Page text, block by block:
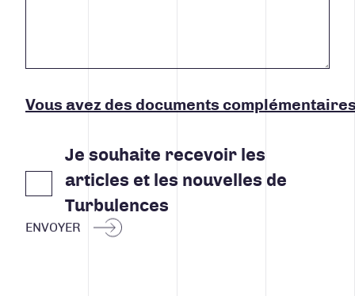
Vous avez des documents
Je souhaite recevoir les
articles et les nouvelles de
Turbulences
ENVOYER